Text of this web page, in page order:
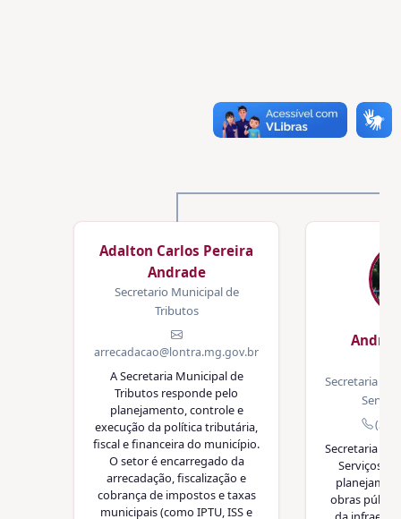
Adalton Carlos Pereira
Andrade
Secretario Municipal de
Tributos
arrecadacao@lontra.mg.gov.br
A Secretaria Municipal de
Tributos responde pelo
planejamento, controle e
execução da política tributária,
fiscal e financeira do município.
O setor é encarregado da
arrecadação, fiscalização e
cobrança de impostos e taxas
municipais (como IPTU, ISS e
André
Secretaria
Secretaria
Serviços
obras